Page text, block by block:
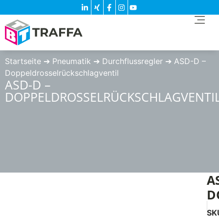
Startseite ➔ Pneumatik ➔ Durchflussregler ➔ ASD-D –
Doppeldrosselrückschlagventil
ASD-D –